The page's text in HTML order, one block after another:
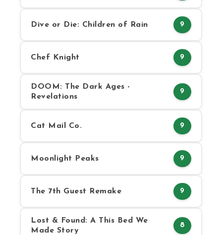
Dive or Die: Children of Rain 9
Chef Knight 9
DOOM: The Dark Ages -
Revelations
9
Cat Mail Co. 9
Moonlight Peaks 9
The 7th Guest Remake 9
Lost & Found: A This Bed We
Made Story
8